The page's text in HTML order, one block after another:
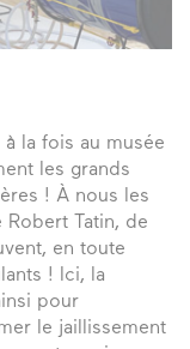
la fois au musée
les grands
! À nous les
Tatin, de
en toute
! Ici, la
pour
le jaillissement